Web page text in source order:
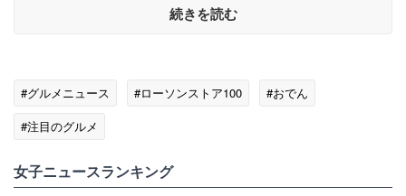
続きを読む
#グルメニュース #ローソンストア100
#おでん
#注目のグルメ
女子ニュースランキング